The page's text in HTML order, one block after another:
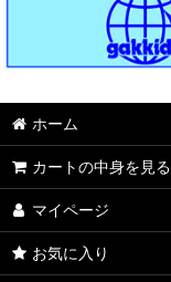
ホーム
カートの中身を見る
マイページ
お気に入り